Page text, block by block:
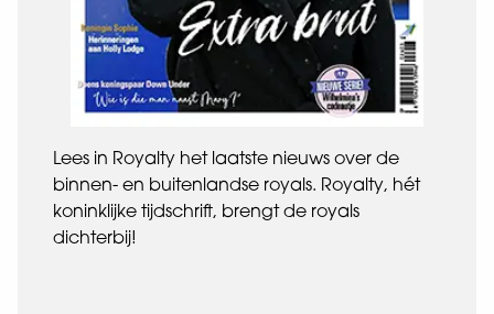
Lees in Royalty het laatste nieuws over de
binnen- en buitenlandse royals. Royalty, hét
koninklijke tijdschrift, brengt de royals
dichterbij!